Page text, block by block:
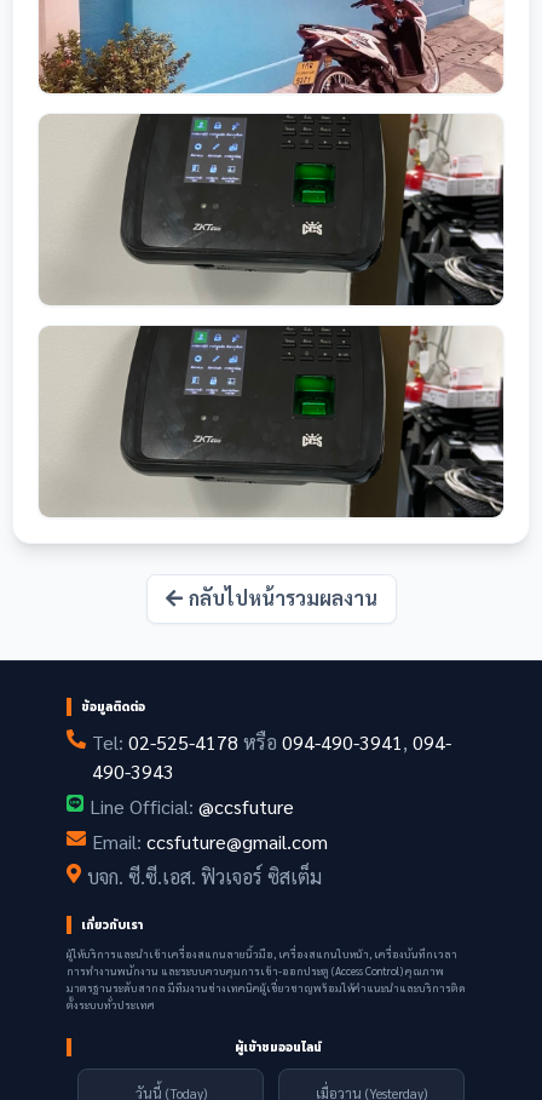
กลับไปหน้ารวมผลงาน
ข้อมูลติดต่อ
Tel: 02-525-4178 หรือ 094-490-3941 , 094-
490-3943
Line Official: @ccsfuture
Email: ccsfuture@gmail.com
บจก. ซี.ซี.เอส. ฟิวเจอร์ ซิสเต็ม
เกี่ยวกับเรา
ผู้ให้บริการและนำเข้าเครื่องสแกนลายนิ้วมือ, เครื่องสแกนใบหน้า, เครื่องบันทึกเวลา
การทำงานพนักงาน และระบบควบคุมการเข้า-ออกประตู (Access Control) คุณภาพ
มาตรฐานระดับสากล มีทีมงานช่างเทคนิคผู้เชี่ยวชาญพร้อมให้คำแนะนำและบริการติด
ตั้งระบบทั่วประเทศ
ผู้เข้าชมออนไลน์
วันนี้ (Today) เมื่อวาน (Yesterday)